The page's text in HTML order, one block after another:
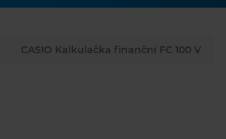
CASIO Kalkulačka finanční FC 100 V